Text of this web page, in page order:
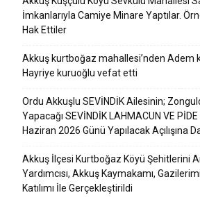
İmkanlarıyla Camiye Minare Yaptılar.
Hak Ettiler
Akkuş kurtboğaz mahallesi’nden Adem
Hayriye kuruoğlu vefat etti
Ordu Akkuşlu SEVİNDİK Ailesinin;
Yapacağı SEVİNDİK LAHMACUN VE
Haziran 2026 Günü Yapılacak Açılışına
Akkuş İlçesi Kurtboğaz Köyü Şehitlerini
Yardımcısı, Akkuş Kaymakamı,
Katılımı İle Gerçekleştirildi